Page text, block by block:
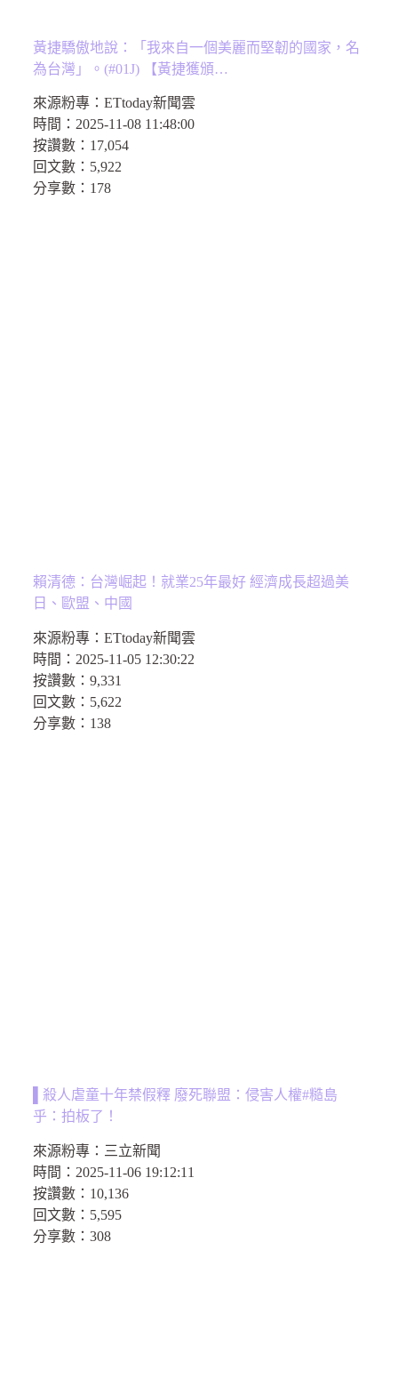
黃捷驕傲地說：「我來自一個美麗而堅韌的國家，名
為台灣」。(#01J) 【黃捷獲頒…
來源粉專： ETtoday新聞雲
時間： 2025-11-08 11:48:00
按讚數： 17,054
回文數： 5,922
分享數： 178
賴清德：台灣崛起！就業25年最好 經濟成長超過美
日、歐盟、中國
來源粉專： ETtoday新聞雲
時間： 2025-11-05 12:30:22
按讚數： 9,331
回文數： 5,622
分享數：138
▌殺人虐童十年禁假釋 廢死聯盟：侵害人權#糙島
乎：拍板了！
來源粉專： 三立新聞
時間： 2025-11-06 19:12:11
按讚數： 10,136
回文數： 5,595
分享數：308